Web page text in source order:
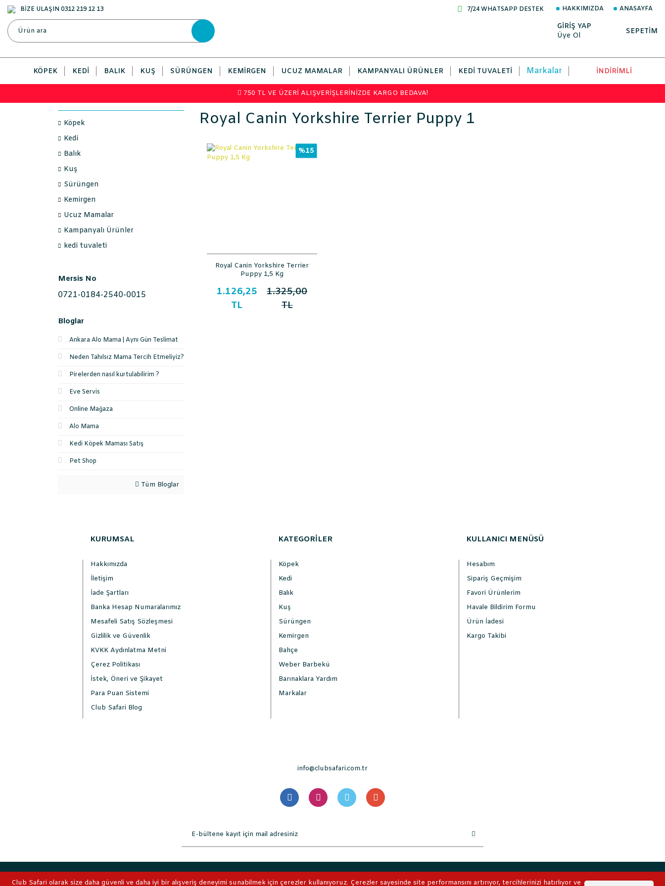
Club Safari olarak size daha güvenli ve daha iyi bir alışveriş deneyimi sunabilmek için çerezler kullanıyoruz. Çerezler sayesinde site performansını artırıyor, tercihlerinizi hatırlıyor ve
BİZE ULAŞIN 0312 219 12 13 7/24 WHATSAPP DESTEK HAKKIMIZDA ANASAYFA
GİRİŞ YAP
Üye Ol
SEPETİM
KÖPEK KEDI BALIK KUŞ SÜRÜNGEN KEMIRGEN UCUZ MAMALAR KAMPANYALI ÜRÜNLER KEDI TUVALETI Markalar İNDİRİMLİ
750 TL VE ÜZERİ ALIŞVERİŞLERİNİZDE KARGO BEDAVA!
Köpek
Kedi
Balık
Kuş
Sürüngen
Kemirgen
Ucuz Mamalar
Kampanyalı Ürünler
kedi tuvaleti
Mersis No
0721-0184-2540-0015
Bloglar
Ankara Alo Mama | Aynı Gün Teslimat
Neden Tahılsız Mama Tercih Etmeliyiz?
Pirelerden nasıl kurtulabilirim ?
Eve Servis
Online Mağaza
Alo Mama
Kedi Köpek Maması Satış
Pet Shop
Tüm Bloglar
Royal Canin Yorkshire Terrier Puppy 1
%15
Royal Canin Yorkshire Terrier
Puppy 1,5 Kg
1.126,25
TL
1.325,00
TL
KURUMSAL
Hakkımızda
İletişim
İade Şartları
Banka Hesap Numaralarımız
Mesafeli Satış Sözleşmesi
Gizlilik ve Güvenlik
KVKK Aydınlatma Metni
Çerez Politikası
İstek, Öneri ve Şikayet
Para Puan Sistemi
Club Safari Blog
KATEGORİLER
Köpek
Kedi
Balık
Kuş
Sürüngen
Kemirgen
Bahçe
Weber Barbekü
Barınaklara Yardım
Markalar
KULLANICI MENÜSÜ
Hesabım
Sipariş Geçmişim
Favori Ürünlerim
Havale Bildirim Formu
Ürün İadesi
Kargo Takibi
info@clubsafari.com.tr